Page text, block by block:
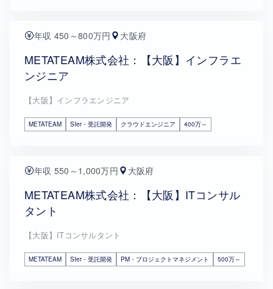
年収 450～800万円 大阪府
METATEAM株式会社：【大阪】インフラエ
ンジニア
【大阪】インフラエンジニア
METATEAM SIer・受託開発 クラウドエンジニア 400万～
年収 550～1,000万円 大阪府
METATEAM株式会社：【大阪】ITコンサル
タント
【大阪】ITコンサルタント
METATEAM SIer・受託開発 PM・プロジェクトマネジメント 500万～